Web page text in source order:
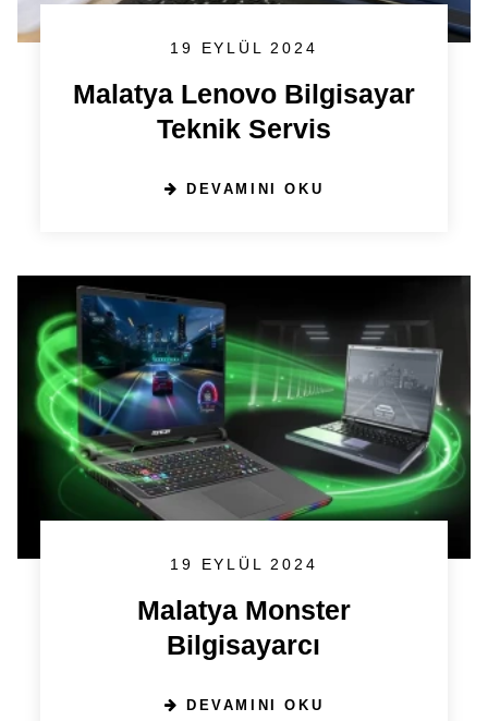
19 EYLÜL 2024
Malatya Lenovo Bilgisayar
Teknik Servis
DEVAMINI OKU
19 EYLÜL 2024
Malatya Monster
Bilgisayarcı
DEVAMINI OKU